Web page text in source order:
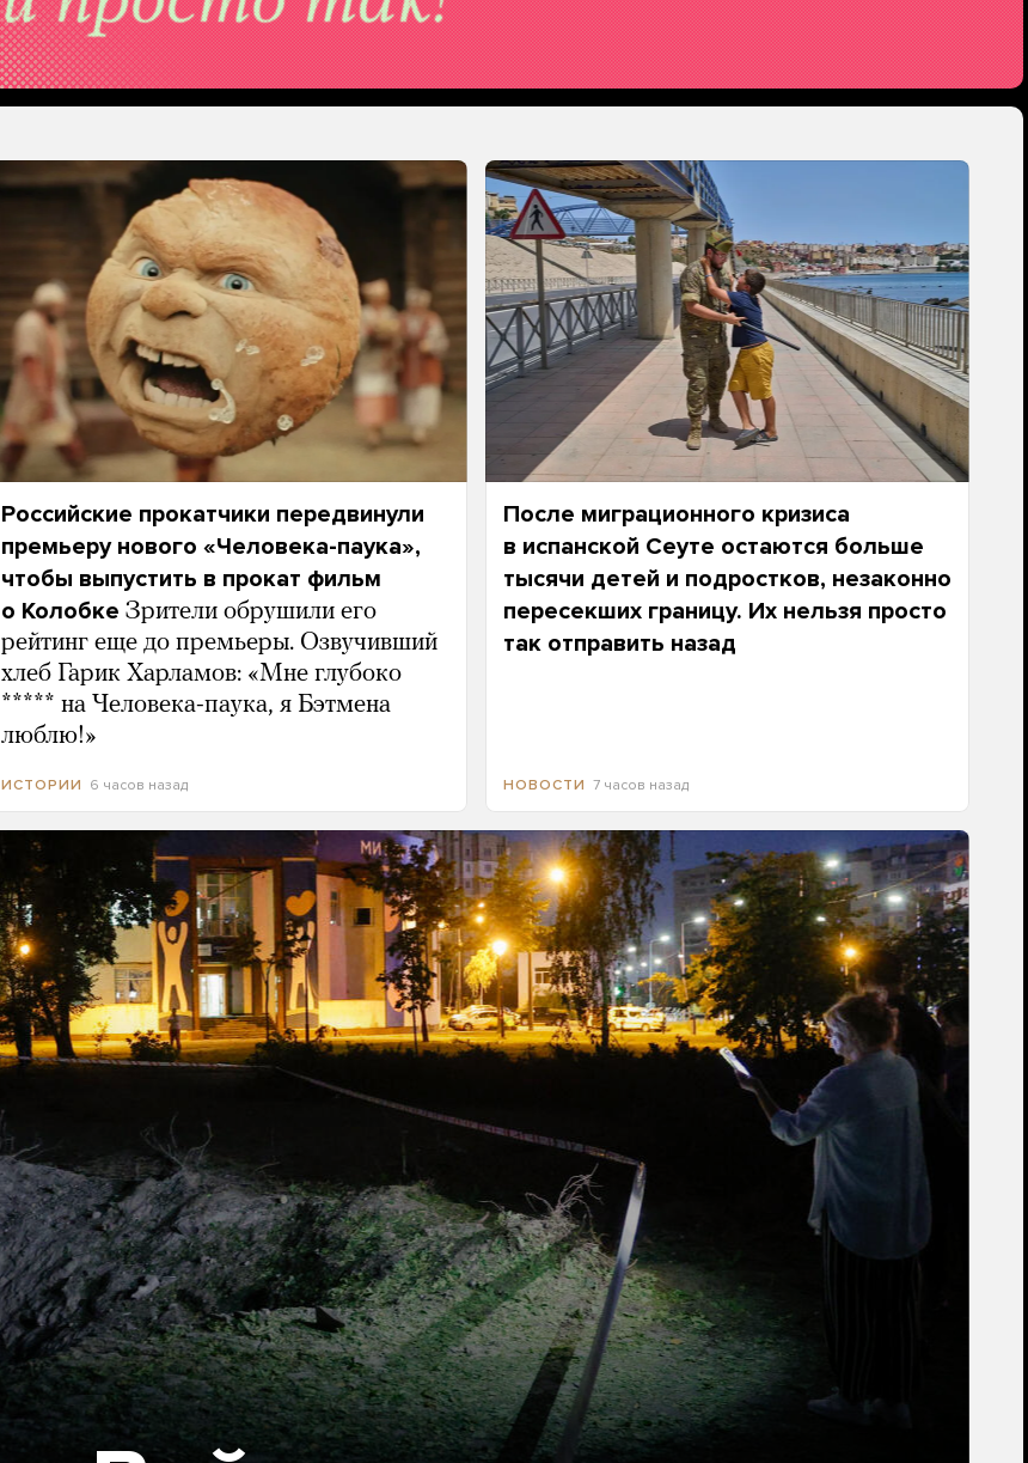
Российские прокатчики передвинули
премьеру нового «Человека-паука»,
чтобы выпустить в прокат фильм
о Колобке Зрители обрушили его
рейтинг еще до премьеры. Озвучивший
хлеб Гарик Харламов: «Мне глубоко
***** на Человека-паука, я Бэтмена
люблю!»
ИСТОРИИ 6 часов назад
После миграционного кризиса
в испанской Сеуте остаются больше
тысячи детей и подростков, незаконно
пересекших границу. Их нельзя просто
так отправить назад
НОВОСТИ 7 часов назад